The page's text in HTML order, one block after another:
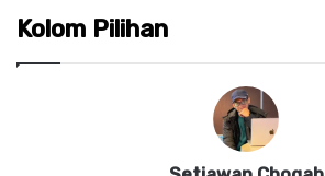
Kolom Pilihan